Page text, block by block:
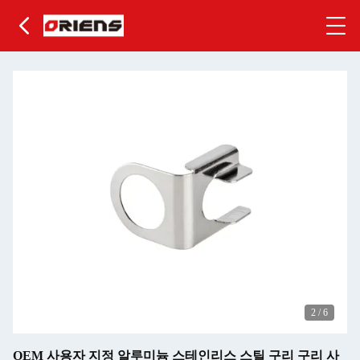
2 / 6
OEM 사용자 지정 알루미늄 스테인리스 스틸 구리 구리 사